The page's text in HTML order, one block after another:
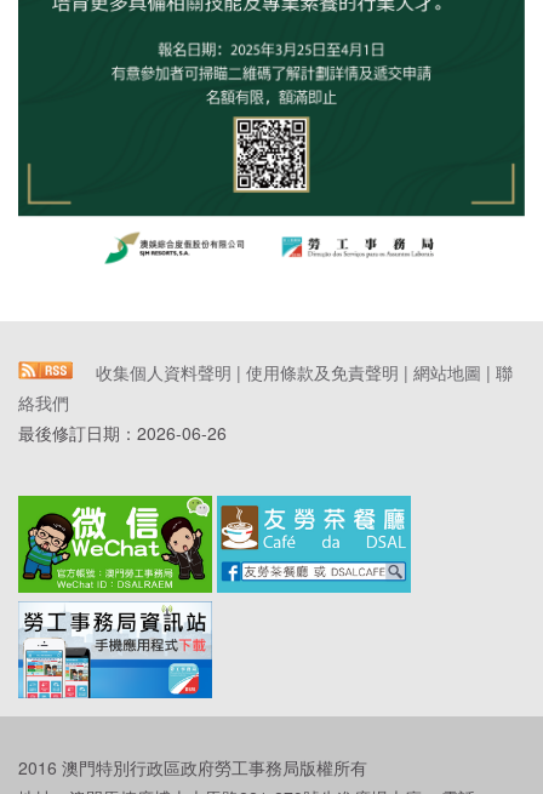
收集個人資料聲明 | 使用條款及免責聲明 | 網站地圖 | 聯
絡我們
最後修訂日期： 2026-06-26
2016 澳門特別行政區政府勞工事務局版權所有